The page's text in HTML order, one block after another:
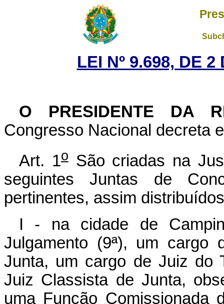
LEI Nº 9.698, DE
O PRESIDENTE DA
Congresso Nacional decreta
Art. 1oSão criadas na
seguintes Juntas de
pertinentes, assim
I - na cidade de
Julgamento (9ª), um cargo
Junta, um cargo de Juiz do
Juiz Classista de Junta,
uma Função